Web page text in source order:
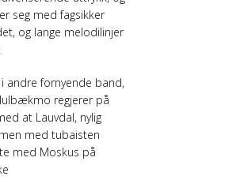
seg med fagsikker
og lange melodilinjer
andre fornyende band,
regjerer på
at Lauvdal, nylig
med tubaisten
med Moskus på